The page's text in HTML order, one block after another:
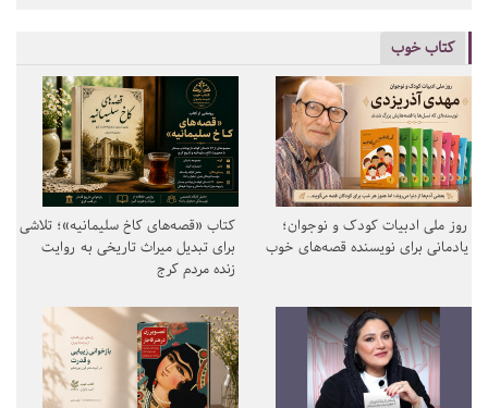
کتاب خوب
روز ملی ادبیات کودک و نوجوان؛
یادمانی برای نویسنده قصه‌های خوب
کتاب «قصه‌های کاخ سلیمانیه»؛ تلاشی
برای تبدیل میراث تاریخی به روایت
زنده مردم کرج